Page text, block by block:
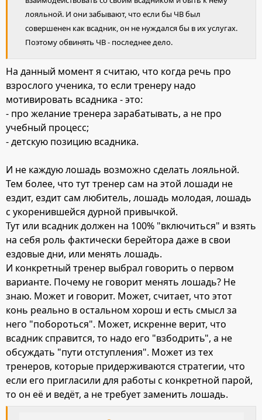
лояльной. И они забывают, что если бы ЧВ был
совершенен как всадник, он не нуждался бы в их услугах.
Поэтому обвинять ЧВ - последнее дело.
На данный момент я считаю, что когда речь про
взрослого ученика, то если тренеру надо
мотивировать всадника - это:
- про желание тренера зарабатывать, а не про
учебный процесс;
- детскую позицию всадника.
И не каждую лошадь возможно сделать лояльной.
Тем более, что тут тренер сам на этой лошади не
ездит, ездит сам любитель, лошадь молодая, лошадь
с укоренившейся дурной привычкой.
Тут или всадник должен на 100% "включиться" и взять
на себя роль фактически берейтора даже в свои
ездовые дни, или менять лошадь.
И конкретный тренер выбрал говорить о первом
варианте. Почему не говорит менять лошадь? Не
знаю. Может и говорит. Может, считает, что этот
конь реально в остальном хорош и есть смысл за
него "побороться". Может, искренне верит, что
всадник справится, то надо его "взбодрить", а не
обсуждать "пути отступления". Может из тех
тренеров, которые придерживаются стратегии, что
если его пригласили для работы с конкретной парой,
то он её и ведёт, а не требует заменить лошадь.